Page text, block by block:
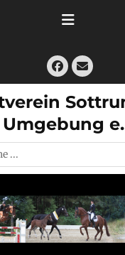
E-
Mail
Umgebung